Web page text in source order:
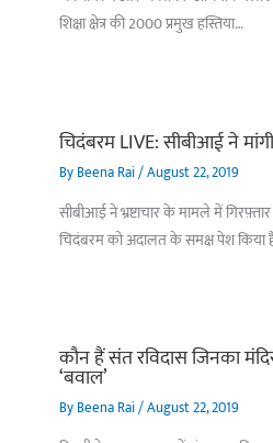
शिक्षा क्षेत्र की 2000 प्रमुख हस्तिया…
चिदंबरम LIVE: सीबीआई ने
ByBeena Rai/August 22, 2019
सीबीआई ने भ्रष्टाचार के मामले में
चिदंबरम को अदालत के समक्ष पेश
कौन हैं संत रविदास जिनका
‘बवाल’
ByBeena Rai/August 22, 2019